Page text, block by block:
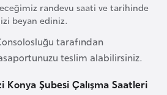
randevu saati ve tarihinde
beyan ediniz.
tarafından
teslim alabilirsiniz.
Konya Şubesi Çalışma Saatleri